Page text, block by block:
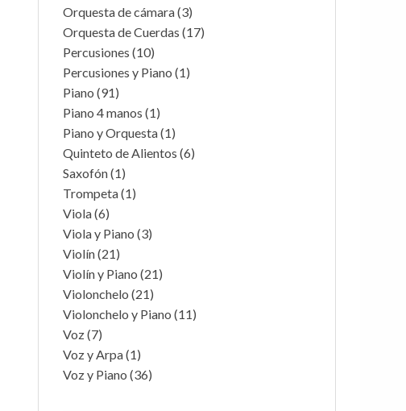
Orquesta de cámara(3)
Orquesta de Cuerdas (17)
Percusiones (10)
Percusiones y Piano (1)
Piano (91)
Piano 4 manos (1)
Piano y Orquesta(1)
Quinteto de Alientos (6)
Saxofón(1)
Trompeta(1)
Viola(6)
Viola y Piano (3)
Violín(21)
Violín y Piano (21)
Violonchelo (21)
Violonchelo y Piano (11)
Voz(7)
Voz y Arpa(1)
Voz y Piano (36)